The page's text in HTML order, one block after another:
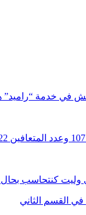
في خدمة
وليت كنتحاسب بحال
في القسم الثاني